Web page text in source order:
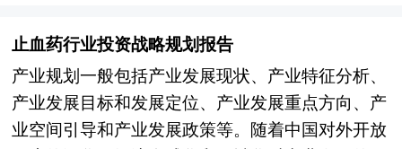
济回升向好、长期向好的基本趋势没有改变，要增
强信心和底气。作为实现“十四五”规划目标任务的
关键一年，2024年经济形势如何？ 中研普华通过
对医药连锁行业长期跟踪监测，分析医药连锁行业
初，当时美国哈佛大学E.J.Cohn教授和其工作小组
模生产和使用的血液制品。随着医学和生物技术的
不断发展，越来越多的血液制品被开发出来，用于
各种疾病的治疗和预防。 本研究咨询报告由中研
止血药行业投资战略规划报告
产业规划一般包括产业发展现状、产业特征分析、
产业发展目标和发展定位、产业发展重点方向、产
业空间引导和产业发展政策等。随着中国对外开放